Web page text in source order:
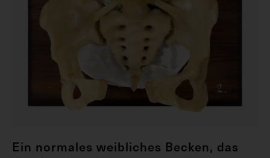
Ein normales weibliches Becken, das